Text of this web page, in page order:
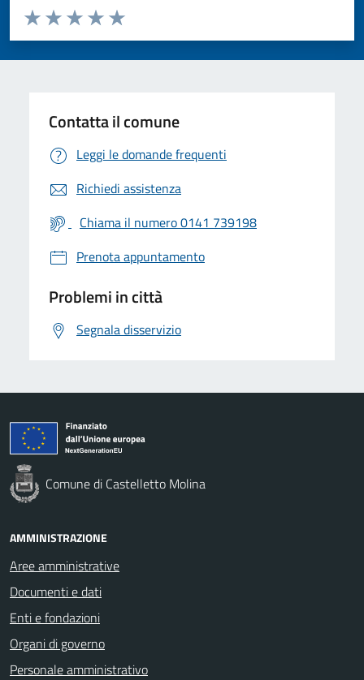
Valuta da 1 a 5 stelle la pagina
Valuta 5 stelle su 5
Valuta 4 stelle su 5
Valuta 3 stelle su 5
Valuta 2 stelle su 5
Valuta 1 stelle su 5
Contatta il comune
Leggi le domande frequenti
Richiedi assistenza
Chiama il numero 0141 739198
Prenota appuntamento
Problemi in città
Segnala disservizio
Comune di Castelletto Molina
AMMINISTRAZIONE
Aree amministrative
Documenti e dati
Enti e fondazioni
Organi di governo
Personale amministrativo